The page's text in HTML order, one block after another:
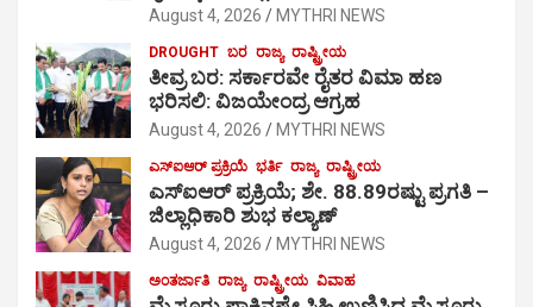
August 4, 2026 MYTHRI NEWS
DROUGHT ಬರ ರಾಜ್ಯ ರಾಷ್ಟ್ರೀಯ
ತೀವ್ರ ಬರ: ಸರ್ಕಾರವೇ ರೈತರ ವಿಮಾ ಹಣ
ಭರಿಸಲಿ: ವಿಜಯೇಂದ್ರ ಆಗ್ರಹ
August 4, 2026 MYTHRI NEWS
ಎಸ್‍ಐಆರ್ ಪ್ರಕ್ರಿಯೆ ಭರ್ತಿ ರಾಜ್ಯ ರಾಷ್ಟ್ರೀಯ
ಎಸ್‍ಐಆರ್ ಪ್ರಕ್ರಿಯೆ; ಶೇ. 88.89ರಷ್ಟು ಪ್ರಗತಿ –
ಜಿಲ್ಲಾಧಿಕಾರಿ ಶುಭ ಕಲ್ಯಾಣ್
August 4, 2026 MYTHRI NEWS
ಅಂತರ್ಜಾತಿ ರಾಜ್ಯ ರಾಷ್ಟ್ರೀಯ ವಿವಾಹ